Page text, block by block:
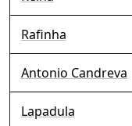
Rafinha
Antonio Candreva
Lapadula